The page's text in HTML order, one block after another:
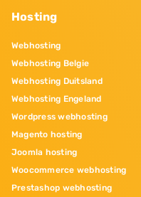
Hosting
Webhosting
Webhosting Belgie
Webhosting Duitsland
Webhosting Engeland
Wordpress webhosting
Magento hosting
Joomla hosting
Woocommerce webhosting
Prestashop webhosting